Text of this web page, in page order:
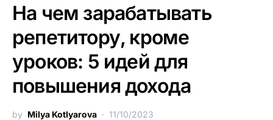
На чем зарабатывать
репетитору, кроме
уроков: 5 идей для
повышения дохода
by Milya Kotlyarova 11/10/2023